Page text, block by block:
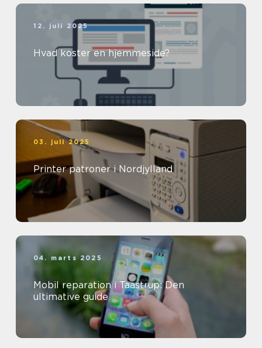
12. juli 2025
Hvad koster en hjemmeside?
03. juli 2025
Printer patroner i Nordjylland
04. marts 2025
Mobil reparation i Taastrup: Den
ultimative guide